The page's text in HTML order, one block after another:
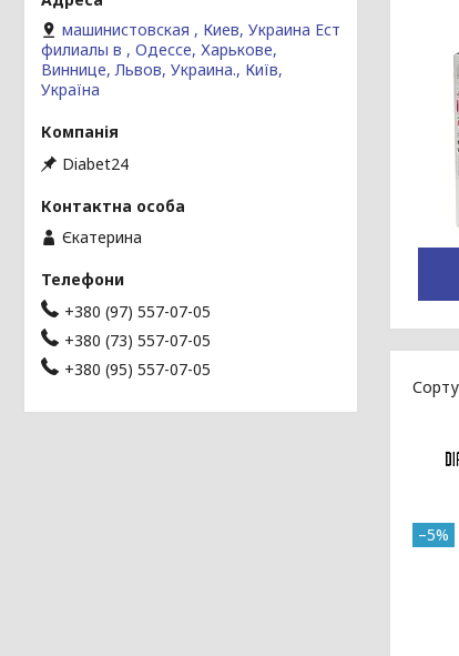
–5%
машинистовская , Киев, Украина Ест
филиалы в , Одессе, Харькове,
Виннице, Львов, Украина., Київ,
Україна
Diabet24
Єкатерина
+380 (97) 557-07-05
+380 (73) 557-07-05
+380 (95) 557-07-05